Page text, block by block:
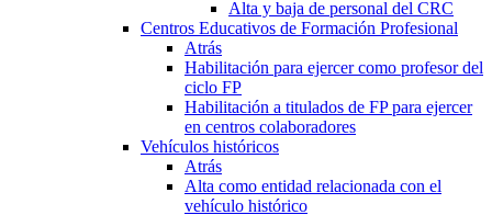
Alta y baja de personal del CRC
Centros Educativos de Formación Profesional
Atrás
Habilitación para ejercer como profesor del
ciclo FP
Habilitación a titulados de FP para ejercer
en centros colaboradores
Vehículos históricos
Atrás
Alta como entidad relacionada con el
vehículo histórico